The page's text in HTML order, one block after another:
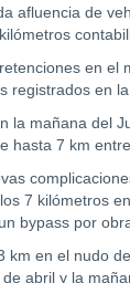
afluencia de
en el
registrados en
la mañana del
hasta 7 km
7 kilómetros
bypass por
km en el nudo
abril y la